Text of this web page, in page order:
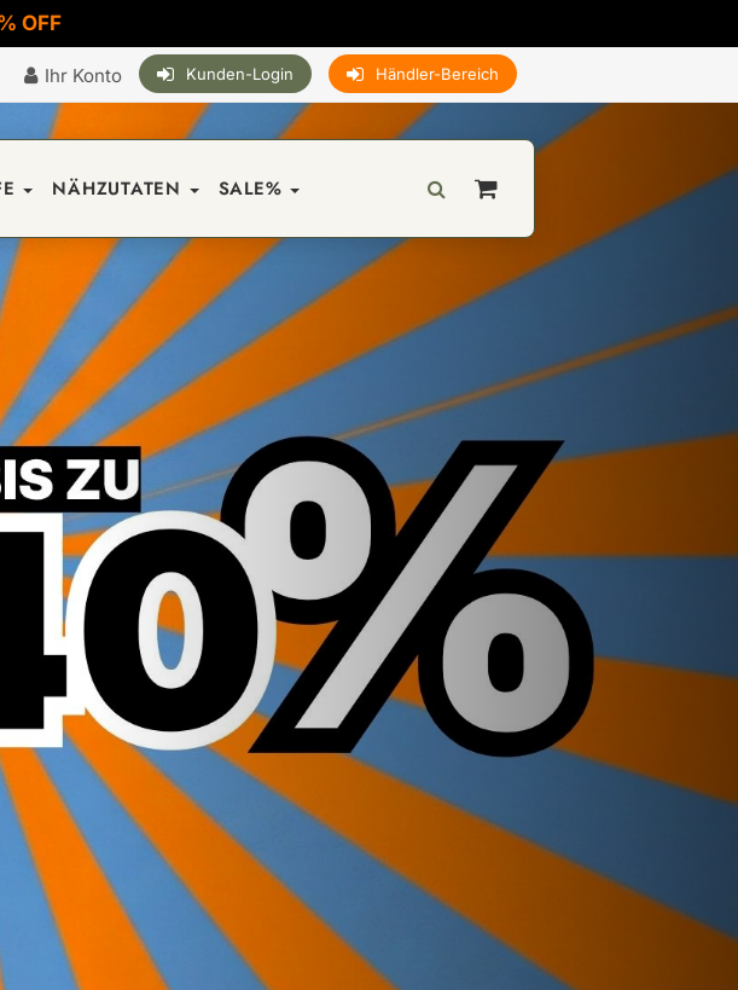
OFF
Ihr Konto Kunden-Login Händler-Bereich
NÄHZUTATEN SALE%